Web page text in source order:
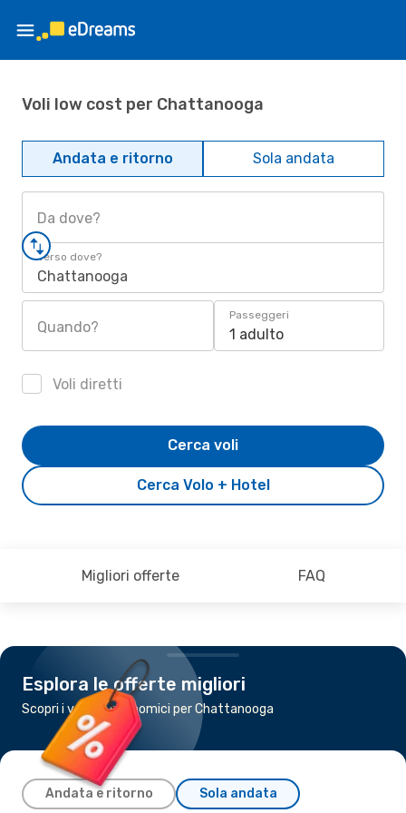
Voli low cost per Chattanooga
Andata e ritorno Sola andata
Da dove?
Verso dove?
Chattanooga
Quando?
Passeggeri
1 adulto
Voli diretti
Cerca Volo + Hotel
Cerca voli
Migliori offerte FAQ
Esplora le offerte migliori
Scopri i voli più economici per Chattanooga
Andata e ritorno Sola andata